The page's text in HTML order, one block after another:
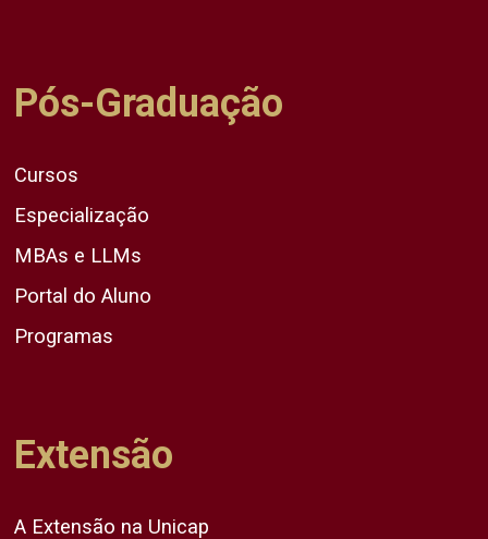
Pós-Graduação
Cursos
Especialização
MBAs e LLMs
Portal do Aluno
Programas
Extensão
A Extensão na Unicap